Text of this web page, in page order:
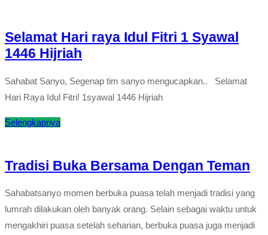
Selamat Hari raya Idul Fitri 1 Syawal
1446 Hijriah
Sahabat Sanyo, Segenap tim sanyo mengucapkan.. Selamat
Hari Raya Idul Fitri! 1syawal 1446 Hijriah
Selengkapnya
Tradisi Buka Bersama Dengan Teman
Sahabatsanyo momen berbuka puasa telah menjadi tradisi yang
lumrah dilakukan oleh banyak orang. Selain sebagai waktu untuk
mengakhiri puasa setelah seharian, berbuka puasa juga menjadi